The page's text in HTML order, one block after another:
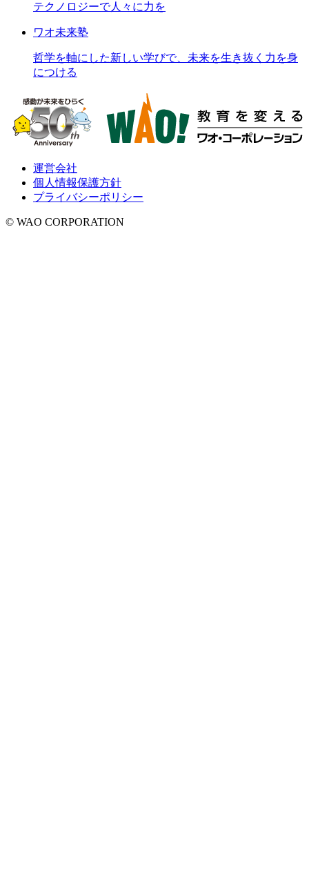
テクノロジーで人々に力を
ワオ未来塾
哲学を軸にした新しい学びで、未来を生き抜く力を身
につける
運営会社
個人情報保護方針
プライバシーポリシー
© WAO CORPORATION